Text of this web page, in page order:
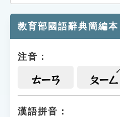
單字索引
遊戲專區
教育部國語辭典簡編本
注音：
ㄊㄧㄢ ㄆㄧㄥ
漢語拼音：